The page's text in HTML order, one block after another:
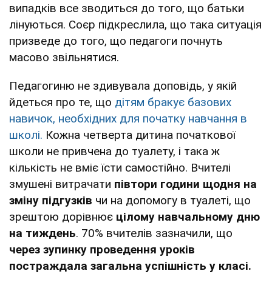
випадків все зводиться до того, що батьки
лінуються. Соєр підкреслила, що така ситуація
призведе до того, що педагоги почнуть
масово звільнятися.
Педагогиню не здивувала доповідь, у якій
йдеться про те, що дітям бракує базових
навичок, необхідних для початку навчання в
школі. Кожна четверта дитина початкової
школи не привчена до туалету, і така ж
кількість не вміє їсти самостійно. Вчителі
змушені витрачати півтори години щодня на
зміну підгузків чи на допомогу в туалеті, що
зрештою дорівнює цілому навчальному дню
на тиждень. 70% вчителів зазначили, що
через зупинку проведення уроків
постраждала загальна успішність у класі.